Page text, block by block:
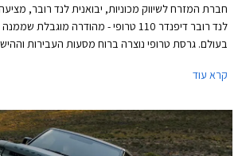
חברת המזרח לשיווק מכוניות, יבואנית לנד רובר,
בעולם. גרסת טרופי נוצרה ברוח מסעות העבירות
מלאה הכוללת גגון מסיבי, סולם אחורי, שנורקל
צד ייעודי לאחסון ציוד. מחירו של לנד רובר דיפנדר טרופי עומד
קרא עוד